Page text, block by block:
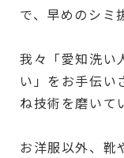
で、早めのシミ
我々「愛知洗い
い」をお手伝い
ね技術を磨いて
お洋服以外、靴